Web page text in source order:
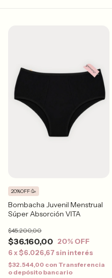
Bombacha Juvenil Menstrual
Súper Absorción VITA
$36.160,00
$45.200,00
20% OFF
6 x$6.026,67 sin interés
20%OFF 🥳
$32.544,00 con Transferencia
o depósito bancario